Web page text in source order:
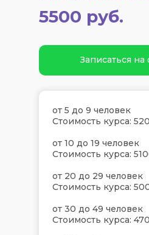
Записаться на
5500 руб.
от 5 до 9 человек
Стоимость курса:
от 10 до 19 человек
Стоимость курса:
от 20 до 29 человек
Стоимость курса:
от 30 до 49 человек
Стоимость курса: